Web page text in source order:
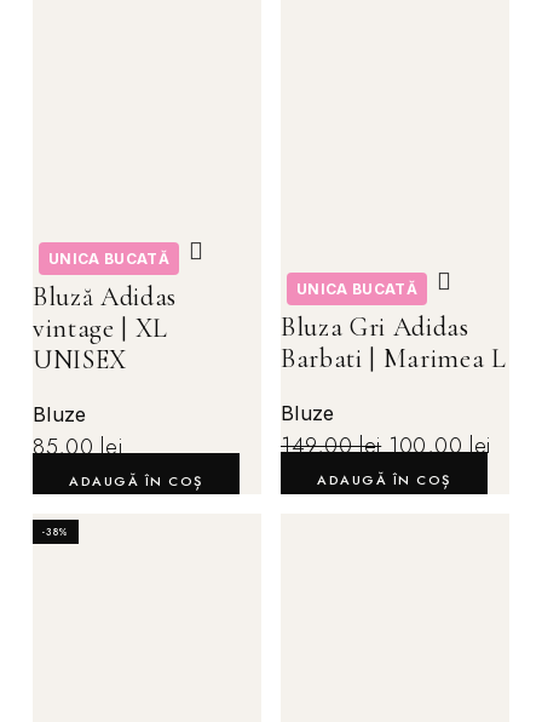
UNICA BUCATĂ
Bluză Adidas
vintage | XL
UNISEX
Bluze
85,00lei
ADAUGĂ ÎN COȘ
UNICA BUCATĂ
Bluza Gri Adidas
Barbati | Marimea L
Bluze
149,00lei 100,00lei
ADAUGĂ ÎN COȘ
-38%